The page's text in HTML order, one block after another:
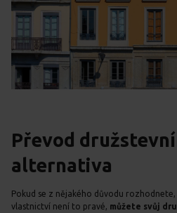
Převod
alternativa
Pokud se z nějakého důvodu
vlastnictví není to pravé, můžete svůj